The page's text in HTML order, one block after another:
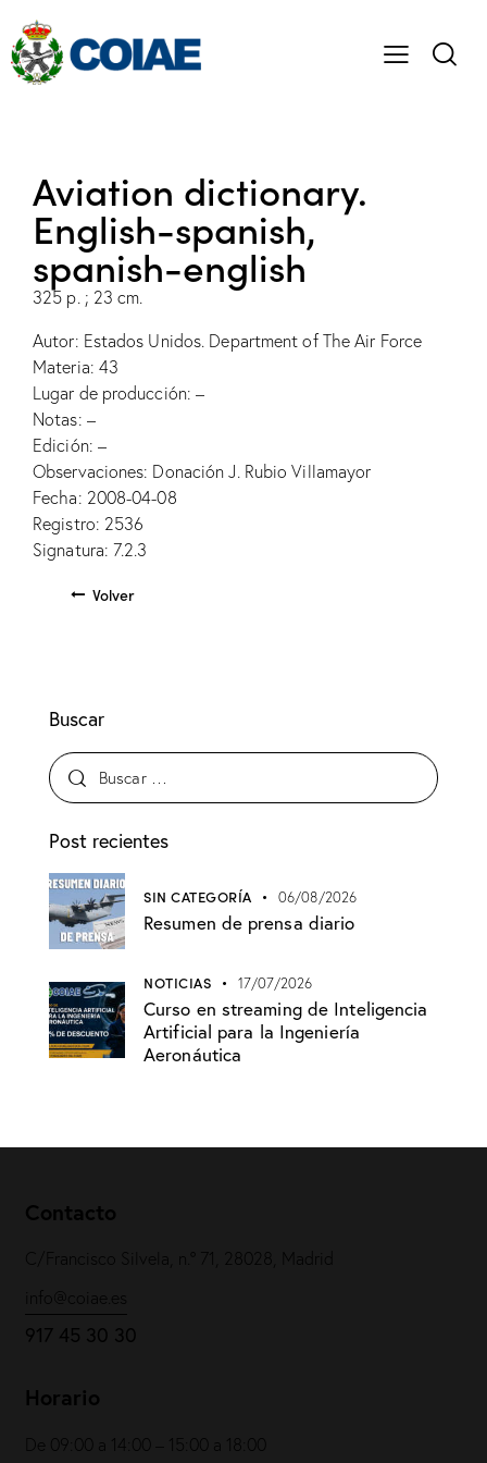
Aviation dictionary.
English-spanish,
spanish-english
325 p. ; 23 cm.
Autor: Estados Unidos. Department of The Air Force
Materia: 43
Lugar de producción: –
Notas: –
Edición: –
Observaciones: Donación J. Rubio Villamayor
Fecha: 2008-04-08
Registro: 2536
Signatura: 7.2.3
Volver
Buscar
Post recientes
SIN CATEGORÍA 06/08/2026
Resumen de prensa diario
NOTICIAS 17/07/2026
Curso en streaming de Inteligencia
Artificial para la Ingeniería
Aeronáutica
Contacto
C/Francisco Silvela, n.º 71, 28028, Madrid
info@coiae.es
917 45 30 30
Horario
De 09:00 a 14:00 – 15:00 a 18:00